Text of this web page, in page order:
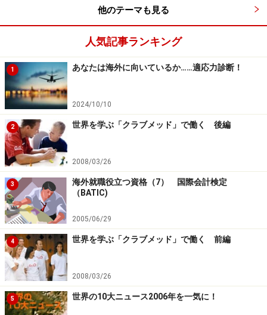
他のテーマも見る
人気記事ランキング
1 あなたは海外に向いているか……適応力診断！
2024/10/10
2 世界を学ぶ「クラブメッド」で働く 後編
2008/03/26
3
海外就職役立つ資格（7） 国際会計検定
（BATIC)
2005/06/29
4 世界を学ぶ「クラブメッド」で働く 前編
2008/03/26
5 世界の10大ニュース2006年を一気に！